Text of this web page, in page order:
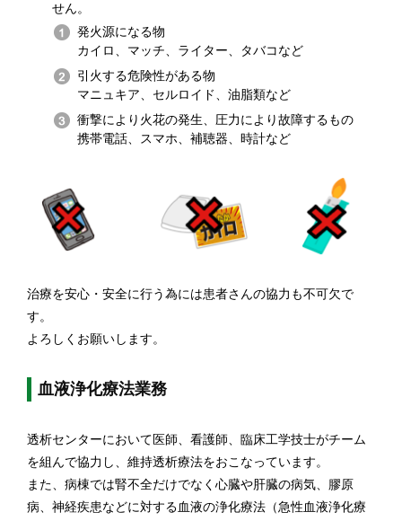
せん。
発火源になる物
カイロ、マッチ、ライター、タバコなど
引火する危険性がある物
マニュキア、セルロイド、油脂類など
衝撃により火花の発生、圧力により故障するもの
携帯電話、スマホ、補聴器、時計など
治療を安心・安全に行う為には患者さんの協力も不可欠で
す。
よろしくお願いします。
血液浄化療法業務
透析センターにおいて医師、看護師、臨床工学技士がチーム
を組んで協力し、維持透析療法をおこなっています。
また、病棟では腎不全だけでなく心臓や肝臓の病気、膠原
病、神経疾患などに対する血液の浄化療法（急性血液浄化療